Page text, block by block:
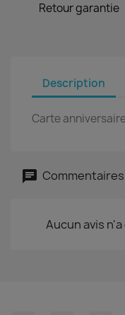
Retour garantie
Description
Carte
Aucun avis